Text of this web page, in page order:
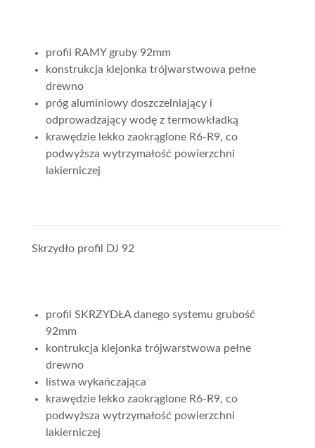
profil RAMY gruby 92mm
konstrukcja klejonka trójwarstwowa pełne
drewno
próg aluminiowy doszczelniający i
odprowadzający wodę z termowkładką
krawędzie lekko zaokrąglone R6-R9, co
podwyższa wytrzymałość powierzchni
lakierniczej
Skrzydło profil DJ 92
profil SKRZYDŁA danego systemu grubość
92mm
kontrukcja klejonka trójwarstwowa pełne
drewno
listwa wykańczająca
krawędzie lekko zaokrąglone R6-R9, co
podwyższa wytrzymałość powierzchni
lakierniczej